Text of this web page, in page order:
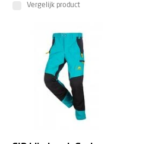
Vergelijk product